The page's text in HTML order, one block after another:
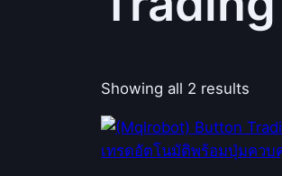
Showing all 2 results